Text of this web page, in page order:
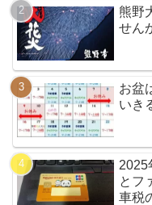
熊野
せん
お盆
いき
2025
とフ
車税